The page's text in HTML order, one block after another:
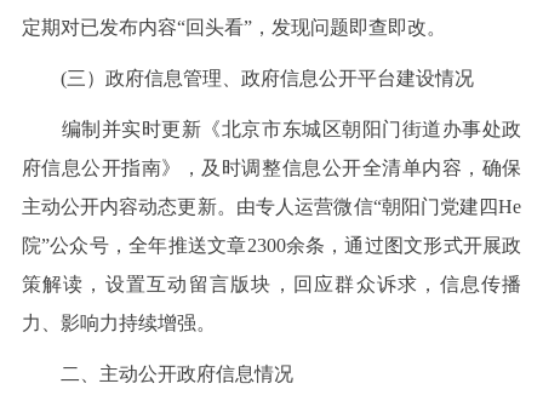
定期对已发布内容“回头看”，发现问题即查即改。
(三）政府信息管理、政府信息公开平台建设情况
编制并实时更新《北京市东城区朝阳门街道办事处政
府信息公开指南》，及时调整信息公开全清单内容，确保
主动公开内容动态更新。由专人运营微信“朝阳门党建四He
院”公众号，全年推送文章2300余条，通过图文形式开展政
策解读，设置互动留言版块，回应群众诉求，信息传播
力、影响力持续增强。
二、主动公开政府信息情况